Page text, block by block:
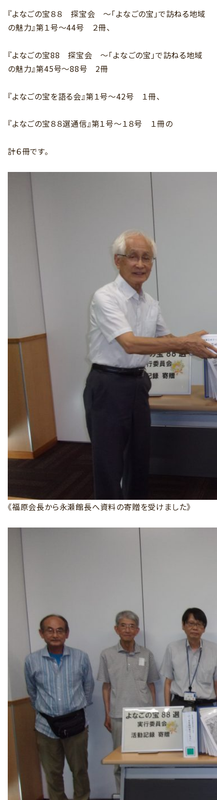
『よなごの宝８８ 探宝会 ～「よなごの宝」で訪ねる地域
の魅力』第１号～44号 ２冊、
『よなごの宝88 探宝会 ～「よなごの宝」で訪ねる地域
の魅力』第45号～88号 2冊
『よなごの宝を語る会』第１号～42号 １冊、
『よなごの宝８８選通信』第１号～１８号 １冊の
計６冊です。
《福原会長から永瀬館長へ資料の寄贈を受けました》